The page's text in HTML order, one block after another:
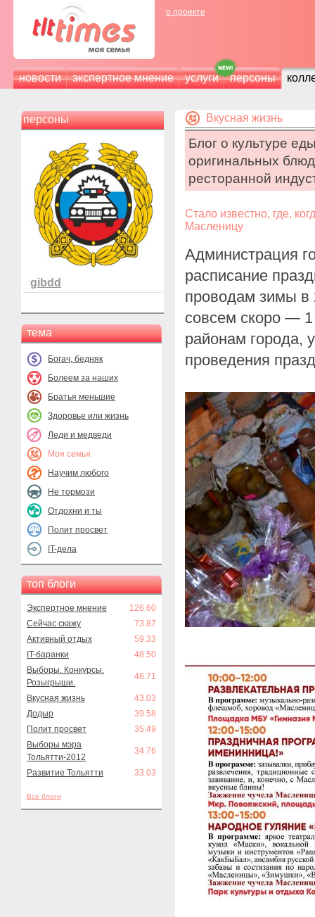
о проекте
новости экспертное мнение услуги персоны
персоны
gibdd
тема
Богач, бедняк
Болеем за наших
Братья меньшие
Здоровье или жизнь
Леди и медведи
Моя семья
Научим любого
Не тормози
Отдохни и ты
Полит просвет
IT-дела
топ блоги
Экспертное мнение
126.60
Сейчас скажу
73.87
Активный отдых
59.33
IT-баранки
48.50
Выборы. Конкурсы.
Розыгрыши.
46.71
Вкусная жизнь
43.03
Додыр
39.58
Полит просвет
35.49
Выборы мэра
Тольятти-2012
34.76
Развитие Тольятти 33.03
Все блоги
Вкусная жизнь
Блог о культуре
оригинальных
ресторанной
Стало известно, где,
Масленицу
Администрация
расписание
проводам зимы в
совсем скоро —
районам города,
проведения